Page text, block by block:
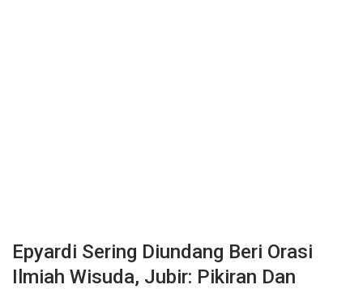
Epyardi Sering Diundang Beri Orasi
Ilmiah Wisuda, Jubir: Pikiran Dan